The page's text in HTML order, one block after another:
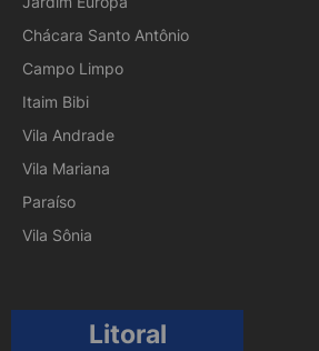
Chácara Santo Antônio
Campo Limpo
Itaim Bibi
Vila Andrade
Vila Mariana
Paraíso
Vila Sônia
Litoral